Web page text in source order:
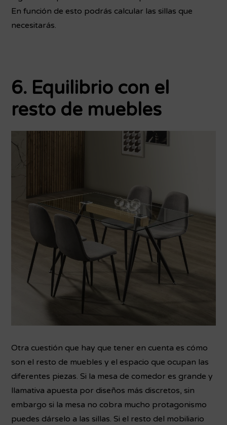
En función de esto podrás calcular las sillas que
necesitarás.
6. Equilibrio con el
resto de muebles
Otra cuestión que hay que tener en cuenta es cómo
son el resto de muebles y el espacio que ocupan las
diferentes piezas. Si la mesa de comedor es grande y
llamativa apuesta por diseños más discretos, sin
embargo si la mesa no cobra mucho protagonismo
puedes dárselo a las sillas. Si el resto del mobiliario